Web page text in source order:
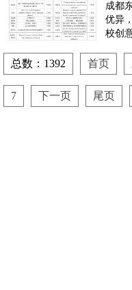
成都
优异
校创
荣获
工业
以“科
都东
总数：1392 首页
7 下一页 尾页